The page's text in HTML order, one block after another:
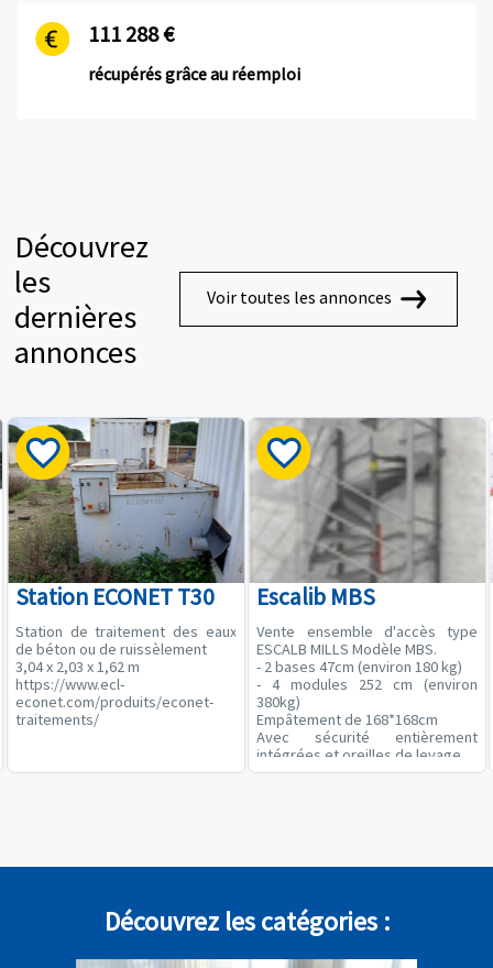
111 288 €
récupérés grâce au réemploi
Découvrez
les
dernières
annonces
Voir toutes les annonces
Station ECONET T30
Station de traitement des eaux
de béton ou de ruissèlement
3,04 x 2,03 x 1,62 m
https://www.ecl-
econet.com/produits/econet-
traitements/
Escalib MBS
Vente ensemble d'accès type
ESCALB MILLS Modèle MBS.
- 2 bases 47cm (environ 180 kg)
- 4 modules 252 cm (environ
380kg)
Empâtement de 168*168cm
Avec sécurité entièrement
intégrées et oreilles de levage
Possibilité de faire 2 accès ou 1
Découvrez les catégories :